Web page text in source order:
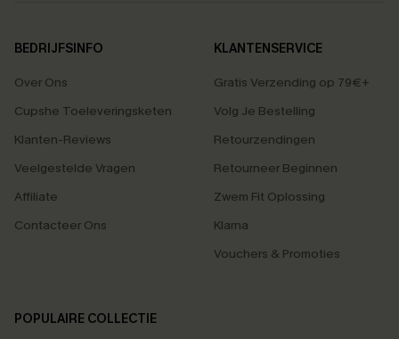
BEDRIJFSINFO
Over Ons
Cupshe Toeleveringsketen
Klanten-Reviews
Veelgestelde Vragen
Affiliate
Contacteer Ons
KLANTENSERVICE
Gratis Verzending op 79€+
Volg Je Bestelling
Retourzendingen
Retourneer Beginnen
Zwem Fit Oplossing
Klarna
Vouchers & Promoties
POPULAIRE COLLECTIE